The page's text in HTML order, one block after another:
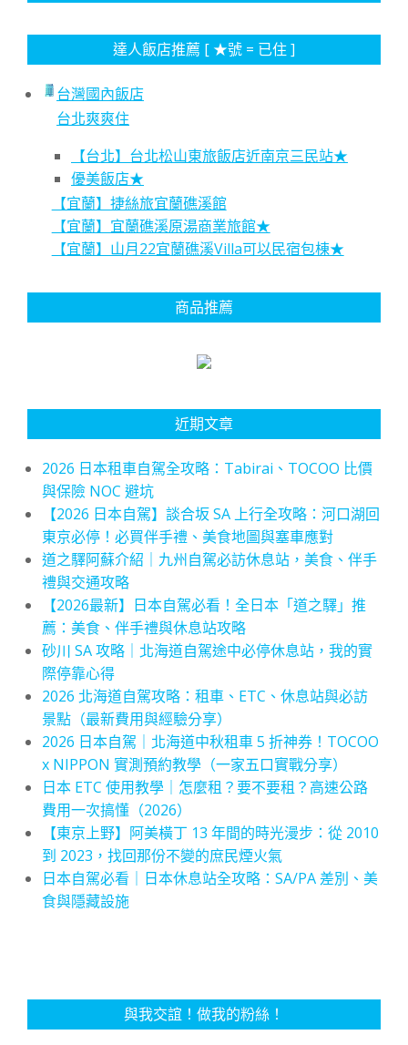
達人飯店推薦 [ ★號 = 已住 ]
台灣國內飯店
台北爽爽住
【台北】台北松山東旅飯店近南京三民站★
優美飯店★
【宜蘭】捷絲旅宜蘭礁溪館
【宜蘭】宜蘭礁溪原湯商業旅館★
【宜蘭】山月22宜蘭礁溪Villa可以民宿包棟★
商品推薦
近期文章
2026 日本租車自駕全攻略：Tabirai、TOCOO 比價
與保險 NOC 避坑
【2026 日本自駕】談合坂 SA 上行全攻略：河口湖回
東京必停！必買伴手禮、美食地圖與塞車應對
道之驛阿蘇介紹｜九州自駕必訪休息站，美食、伴手
禮與交通攻略
【2026最新】日本自駕必看！全日本「道之驛」推
薦：美食、伴手禮與休息站攻略
砂川 SA 攻略｜北海道自駕途中必停休息站，我的實
際停靠心得
2026 北海道自駕攻略：租車、ETC、休息站與必訪
景點（最新費用與經驗分享）
2026 日本自駕｜北海道中秋租車 5 折神券！TOCOO
x NIPPON 實測預約教學（一家五口實戰分享）
日本 ETC 使用教學｜怎麼租？要不要租？高速公路
費用一次搞懂（2026）
【東京上野】阿美橫丁 13 年間的時光漫步：從 2010
到 2023，找回那份不變的庶民煙火氣
日本自駕必看｜日本休息站全攻略：SA/PA 差別、美
食與隱藏設施
與我交誼！做我的粉絲！